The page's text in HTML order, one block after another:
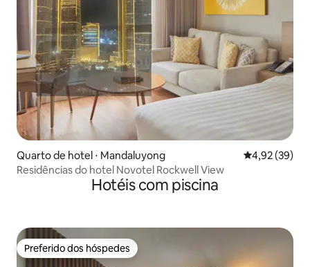
Quarto de hotel ⋅ Mandaluyong 4,92 de uma
4,92 (39)
Residências do hotel Novotel Rockwell View
Hotéis com piscina
Preferido dos hóspedes
Preferido dos hóspedes